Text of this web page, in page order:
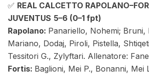
✅ REAL CALCETTO
JUVENTUS 5–6 (0–1 fpt)
Rapolano: Panariello, Nohemi; Bruni,
Mariano, Dodaj, Piroli, Pistella,
Tessitori G., Zylyftari. Allenatore:
Fortis: Baglioni, Mei P., Bonanni, Mei